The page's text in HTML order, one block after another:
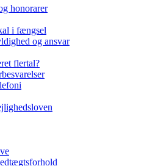
honorarer
i fængsel
og ansvar
flertal?